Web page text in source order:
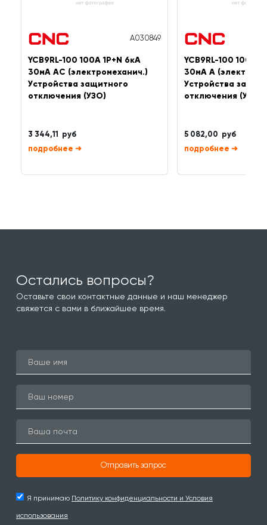
A030849
YCB9RL-100 100А 1P+N 6кА
30мА AC (электромеханич.)
Устройства защитного
отключения (УЗО)
3 344,11 руб
➜
YCB9RL-100 100А
30мА A
Устройства
отключения (УЗО)
5 082,00 руб
➜
Остались вопросы?
Оставьте свои контактные данные и наш менеджер
свяжется с вами в ближайшее время.
Отправить запрос
Я принимаю Политику конфиденциальности и Условия
использования